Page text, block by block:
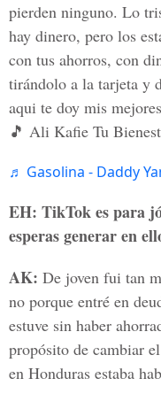
pierden ninguno. Lo
hay dinero, pero los
con tus ahorros, con
tirándolo a la tarjeta y
aqui te doy mis
🎵 Ali Kafie Tu
♬ Gasolina - Daddy
EH: TikTok es para
esperas generar en
AK: De joven fui tan
no porque entré en
estuve sin haber
propósito de cambiar
en Honduras estaba